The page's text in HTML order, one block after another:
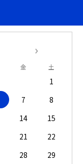
金 土
1
7
8
14
15
21
22
28
29